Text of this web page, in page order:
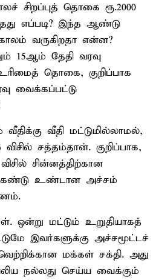
சிறப்புத் தொகை ரூ.2000
எப்படி? இந்த ஆண்டு
வருகிறதா என்ன?
15ஆம் தேதி வரவு
தொகை, குறிப்பாக
வைக்கப்பட்டு
வீதி மட்டுமில்லாமல்,
விசில் சத்தம்தான். குறிப்பாக,
சின்னத்திற்கான
கண்டு உண்டான அச்சம்
ஒன்று மட்டும் உறுதியாகத்
இவர்களுக்கு அச்சமூட்டச்
மக்கள் சக்தி. அது
நல்லது செய்ய வைக்கும்